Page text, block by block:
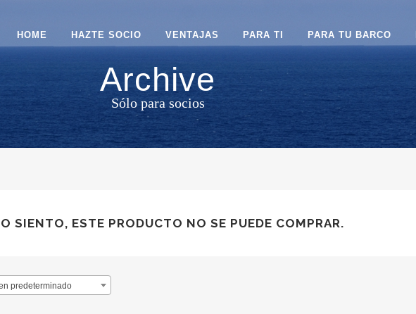
HOME HAZTE SOCIO VENTAJAS PARA TI PARA TU BARCO
Archive
Sólo para socios
SIENTO, ESTE PRODUCTO NO SE PUEDE COMPRAR.
predeterminado